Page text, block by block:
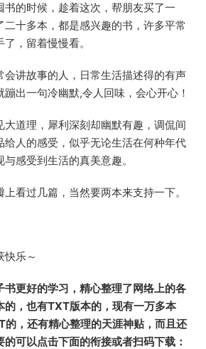
书的时候，趁着这次，帮朋友买了一
十多本，都是感兴趣的书，许多平常
，留着慢慢看。
会讲故事的人，日常生活描述得的有声
出一句冷幽默,令人回味，会心开心！
大道理，犀利深刻却幽默有趣，调侃间
给人的感受，似乎无论生活在何种年代
感受到生活的真美意趣。
看过几篇，当然要两本来支持一下。
快乐～
书更好的学习，精心整理了网络上的各
的，也有TXT版本的，现有一万多本
的，还有精心整理的天涯神贴，而且还
可以点击下面的衔接或者扫码下载：